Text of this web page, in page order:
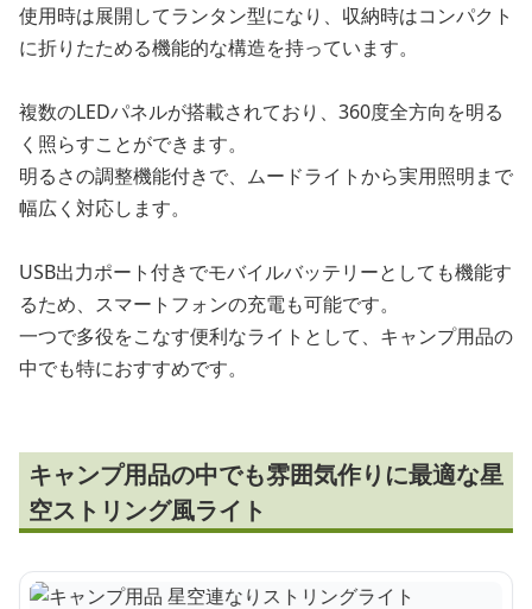
使用時は展開してランタン型になり、収納時はコンパクト
に折りたためる機能的な構造を持っています。
複数のLEDパネルが搭載されており、360度全方向を明る
く照らすことができます。
明るさの調整機能付きで、ムードライトから実用照明まで
幅広く対応します。
USB出力ポート付きでモバイルバッテリーとしても機能す
るため、スマートフォンの充電も可能です。
一つで多役をこなす便利なライトとして、キャンプ用品の
中でも特におすすめです。
キャンプ用品の中でも雰囲気作りに最適な星
空ストリング風ライト